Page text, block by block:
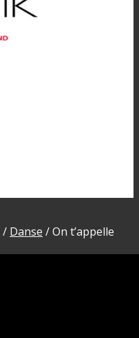
/ Danse /On t’appelle